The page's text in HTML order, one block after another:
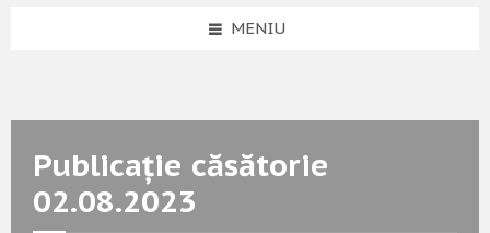
MENIU
Publicație căsătorie
02.08.2023